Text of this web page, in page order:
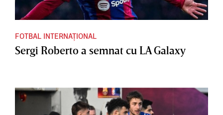
FOTBAL INTERNAȚIONAL
Sergi Roberto a semnat cu LA Galaxy